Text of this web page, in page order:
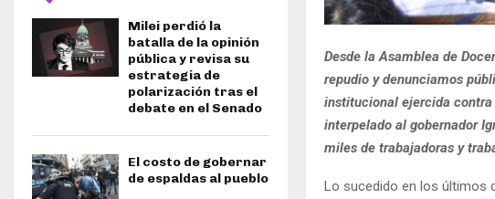
Desde la Asamblea de
repudio y denunciamos
institucional ejercida contra
interpelado al gobernador
miles de trabajadoras y
Lo sucedido en los últimos
Milei perdió la
batalla de la opinión
pública y revisa su
estrategia de
polarización tras el
debate en el Senado
El costo de gobernar
de espaldas al pueblo